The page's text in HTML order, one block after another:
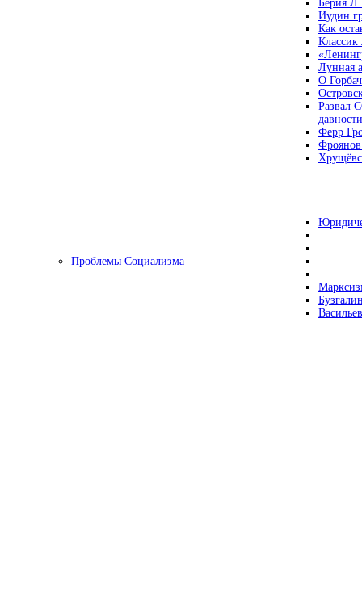
Берия
Иудин
Как
Лунная
О
Развал
давности
Ферр
Проблемы Социализма